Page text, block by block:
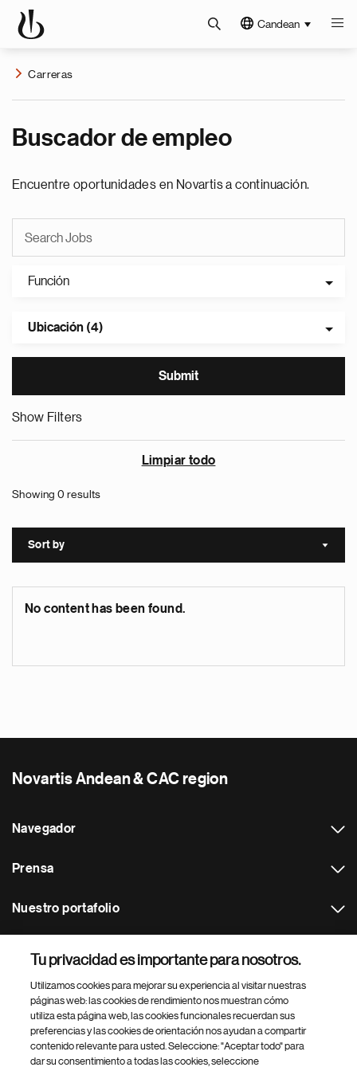
Candean
Carreras
Buscador de empleo
Encuentre oportunidades en Novartis a continuación.
Función
Ubicación (4)
Show Filters
Limpiar todo
Showing 0 results
Sort by Sort
No content has been found.
Novartis Andean & CAC region
Navegador
Prensa
Nuestro portafolio
Footer Site Search
Tu privacidad es importante para nosotros.
Utilizamos cookies para mejorar su experiencia al visitar nuestras
páginas web: las cookies de rendimiento nos muestran cómo
utiliza esta página web, las cookies funcionales recuerdan sus
preferencias y las cookies de orientación nos ayudan a compartir
contenido relevante para usted. Seleccione: "Aceptar todo" para
dar su consentimiento a todas las cookies, seleccione